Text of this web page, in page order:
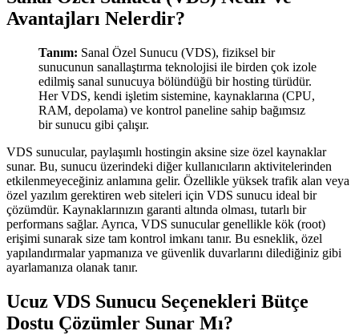
Avantajları Nelerdir?
Tanım: Sanal Özel Sunucu (VDS), fiziksel bir
sunucunun sanallaştırma teknolojisi ile birden çok izole
edilmiş sanal sunucuya bölündüğü bir hosting türüdür.
Her VDS, kendi işletim sistemine, kaynaklarına (CPU,
RAM, depolama) ve kontrol paneline sahip bağımsız
bir sunucu gibi çalışır.
VDS sunucular, paylaşımlı hostingin aksine size özel kaynaklar
sunar. Bu, sunucu üzerindeki diğer kullanıcıların aktivitelerinden
etkilenmeyeceğiniz anlamına gelir. Özellikle yüksek trafik alan veya
özel yazılım gerektiren web siteleri için VDS sunucu ideal bir
çözümdür. Kaynaklarınızın garanti altında olması, tutarlı bir
performans sağlar. Ayrıca, VDS sunucular genellikle kök (root)
erişimi sunarak size tam kontrol imkanı tanır. Bu esneklik, özel
yapılandırmalar yapmanıza ve güvenlik duvarlarını dilediğiniz gibi
ayarlamanıza olanak tanır.
Ucuz VDS Sunucu Seçenekleri Bütçe
Dostu Çözümler Sunar Mı?